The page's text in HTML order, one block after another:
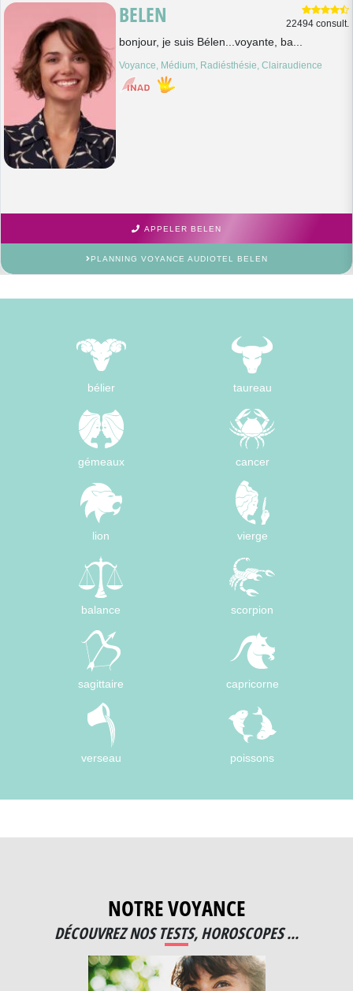
BELEN 22494 consult.
bonjour, je suis Bélen...voyante, ba...
Voyance, Médium, Radiésthésie, Clairaudience
APPELER BELEN
PLANNING VOYANCE AUDIOTEL BELEN
bélier taureau
gémeaux cancer
lion vierge
balance scorpion
sagittaire capricorne
verseau poissons
NOTRE VOYANCE
DÉCOUVREZ NOS TESTS, HOROSCOPES ...